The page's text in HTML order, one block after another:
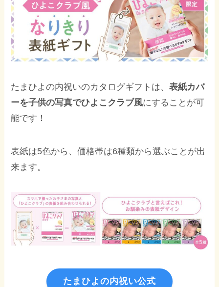
たまひよの内祝いのカタログギフトは、表紙カバ
ーを子供の写真でひよこクラブ風にすることが可
能です！
表紙は5色から、価格帯は6種類から選ぶことが出
来ます。
たまひよの内祝い公式